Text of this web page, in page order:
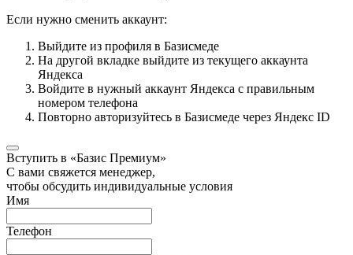
Если нужно сменить аккаунт:
Выйдите из профиля в Базисмеде
На другой вкладке выйдите из текущего аккаунта
Яндекса
Войдите в нужный аккаунт Яндекса с правильным
номером телефона
Повторно авторизуйтесь в Базисмеде через Яндекс ID
Вступить в «Базис Премиум»
С вами свяжется менеджер,
чтобы обсудить индивидуальные условия
Имя
Телефон